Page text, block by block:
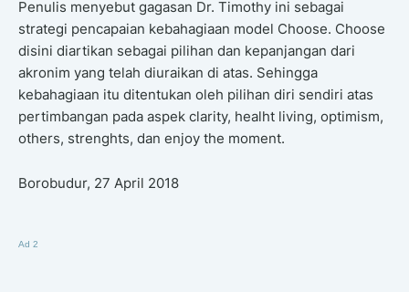
Penulis menyebut gagasan Dr. Timothy ini sebagai
strategi pencapaian kebahagiaan model Choose. Choose
disini diartikan sebagai pilihan dan kepanjangan dari
akronim yang telah diuraikan di atas. Sehingga
kebahagiaan itu ditentukan oleh pilihan diri sendiri atas
pertimbangan pada aspek clarity, healht living, optimism,
others, strenghts, dan enjoy the moment.
Borobudur, 27 April 2018
Ad 2